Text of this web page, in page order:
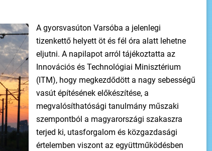
A gyorsvasúton Varsóba a jelenlegi
tizenkettő helyett öt és fél óra alatt lehetne
eljutni. A napilapot arról tájékoztatta az
Innovációs és Technológiai Minisztérium
(ITM), hogy megkezdődött a nagy sebességű
vasút építésének előkészítése, a
megvalósíthatósági tanulmány műszaki
szempontból a magyarországi szakaszra
terjed ki, utasforgalom és közgazdasági
értelemben viszont az együttműködésben